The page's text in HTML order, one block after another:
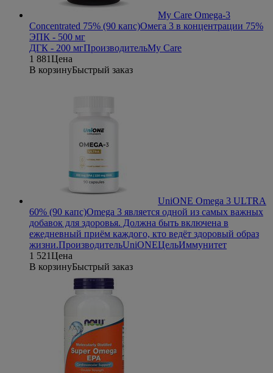
My Care Omega-3
Concentrated 75% (90 капс)Омега 3 в концентрации 75%
ЭПК - 500 мг
ДГК - 200 мгПроизводительMy Care
1 881Цена
В корзинуБыстрый заказ
UniONE Omega 3 ULTRA
60% (90 капс)Omega 3 является одной из самых важных
добавок для здоровья. Должна быть включена в
ежедневный приём каждого, кто ведёт здоровый образ
жизни.ПроизводительUniONEЦельИммунитет
1 521Цена
В корзинуБыстрый заказ